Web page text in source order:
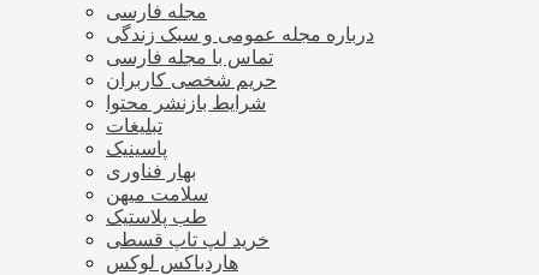
مجله فارسی
درباره مجله عمومی و سبک زندگی
تماس با مجله فارسی
حریم شخصی کاربران
شرایط بازنشر محتوا
تبلیغات
پاسینیک
بهار فناوری
سلامت میهن
طب پلاستیک
خرید لپ تاپ قسطی
هاردباکس لوکس